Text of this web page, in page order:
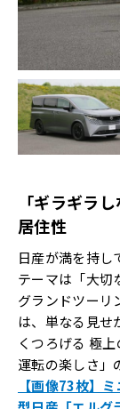
「ギラギラ
居住性
日産が満を持し
テーマは「大切
グランドツーリ
は、単なる見せ
くつろげる 極
運転の楽しさ」
【画像73枚】